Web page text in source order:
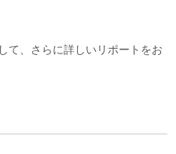
て、さらに詳しいリポートをお